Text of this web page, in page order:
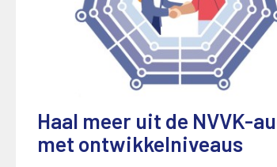
Haal meer uit de NVVK-
met ontwikkelniveaus